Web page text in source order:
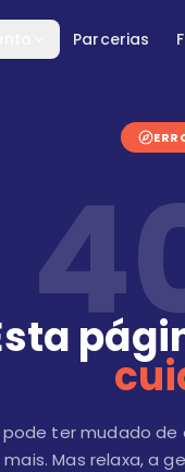
Parcerias
pode ter mudado
Mas relaxa, a